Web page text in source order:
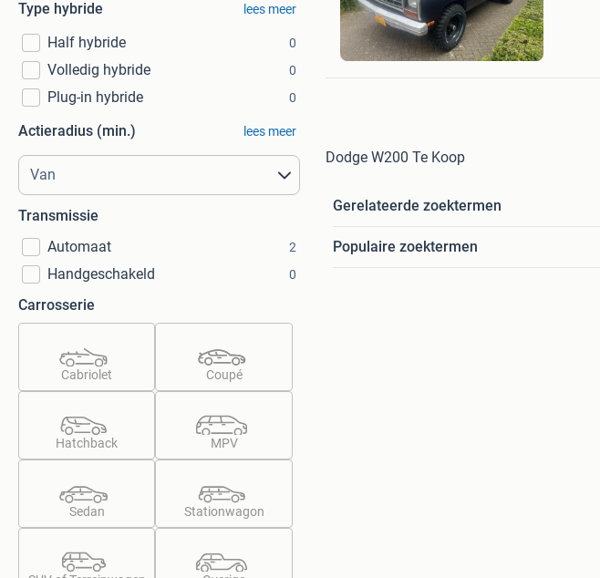
Type hybride lees meer
Half hybride 0
Volledig hybride 0
Plug-in hybride 0
Actieradius (min.) lees meer
Transmissie
Automaat
2
Handgeschakeld 0
Carrosserie
Cabriolet Coupé
Hatchback MPV
Sedan Stationwagon
vandijckusaparts
Biest-Houtakker
Dodge W200 Te Koop
Gerelateerde zoektermen
Populaire zoektermen